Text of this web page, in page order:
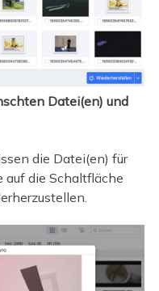
Datei(en) und
die Datei(en) für
auf die Schaltfläche